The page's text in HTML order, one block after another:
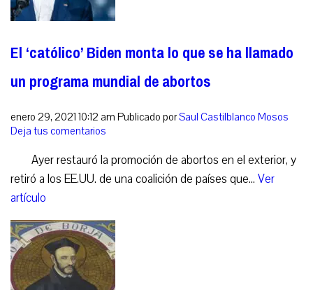
El ‘católico’ Biden monta lo que se ha llamado
un programa mundial de abortos
enero 29, 2021 10:12 am Publicado porSaul Castilblanco Mosos
Deja tus comentarios
Ayer restauró la promoción de abortos en el exterior, y
retiró a los EE.UU. de una coalición de países que... Ver
artículo